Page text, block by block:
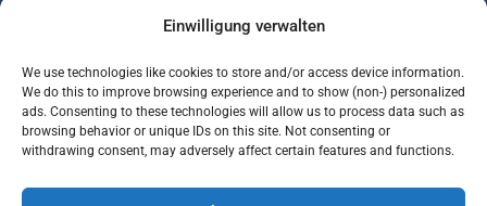
Einwilligung verwalten
We use technologies like cookies to store and/or access device information.
We do this to improve browsing experience and to show (non-) personalized
ads. Consenting to these technologies will allow us to process data such as
browsing behavior or unique IDs on this site. Not consenting or
withdrawing consent, may adversely affect certain features and functions.
Vertrauen Sie auf unsere Expertise im Agrarmarkt.
Services Jobs Informationen